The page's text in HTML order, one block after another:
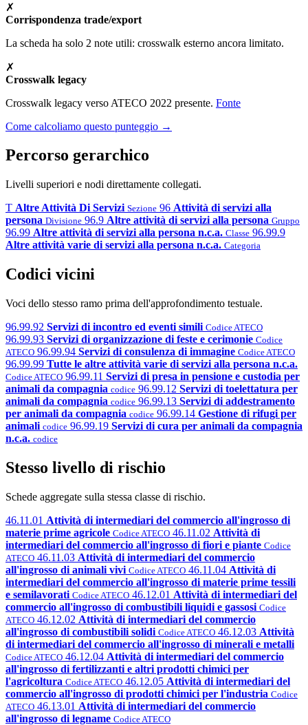
✗
Corrispondenza trade/export
La scheda ha solo 2 note utili: crosswalk esterno ancora limitato.
✗
Crosswalk legacy
Crosswalk legacy verso ATECO 2022 presente. Fonte
Come calcoliamo questo punteggio →
Percorso gerarchico
Livelli superiori e nodi direttamente collegati.
T Altre Attività Di Servizi Sezione 96 Attività di servizi alla
persona Divisione 96.9 Altre attività di servizi alla persona Gruppo
96.99 Altre attività di servizi alla persona n.c.a. Classe 96.99.9
Altre attività varie di servizi alla persona n.c.a. Categoria
Codici vicini
Voci dello stesso ramo prima dell'approfondimento testuale.
96.99.92 Servizi di incontro ed eventi simili Codice ATECO
96.99.93 Servizi di organizzazione di feste e cerimonie Codice
ATECO 96.99.94 Servizi di consulenza di immagine Codice ATECO
96.99.99 Tutte le altre attività varie di servizi alla persona n.c.a.
Codice ATECO 96.99.11 Servizi di presa in pensione e custodia per
animali da compagnia codice 96.99.12 Servizi di toelettatura per
animali da compagnia codice 96.99.13 Servizi di addestramento
per animali da compagnia codice 96.99.14 Gestione di rifugi per
animali codice 96.99.19 Servizi di cura per animali da compagnia
n.c.a. codice
Stesso livello di rischio
Schede aggregate sulla stessa classe di rischio.
46.11.01 Attività di intermediari del commercio all'ingrosso di
materie prime agricole Codice ATECO 46.11.02 Attività di
intermediari del commercio all'ingrosso di fiori e piante Codice
ATECO 46.11.03 Attività di intermediari del commercio
all'ingrosso di animali vivi Codice ATECO 46.11.04 Attività di
intermediari del commercio all'ingrosso di materie prime tessili
e semilavorati Codice ATECO 46.12.01 Attività di intermediari del
commercio all'ingrosso di combustibili liquidi e gassosi Codice
ATECO 46.12.02 Attività di intermediari del commercio
all'ingrosso di combustibili solidi Codice ATECO 46.12.03 Attività
di intermediari del commercio all'ingrosso di minerali e metalli
Codice ATECO 46.12.04 Attività di intermediari del commercio
all'ingrosso di fertilizzanti e altri prodotti chimici per
l'agricoltura Codice ATECO 46.12.05 Attività di intermediari del
commercio all'ingrosso di prodotti chimici per l'industria Codice
ATECO 46.13.01 Attività di intermediari del commercio
all'ingrosso di legname Codice ATECO